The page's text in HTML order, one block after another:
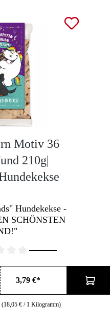
Motiv 36
210g|
Hundekekse -
SCHÖNSTEN
(18,05 € / 1 Kilogramm)
3,79 €*
von 0 von 5 Sternen